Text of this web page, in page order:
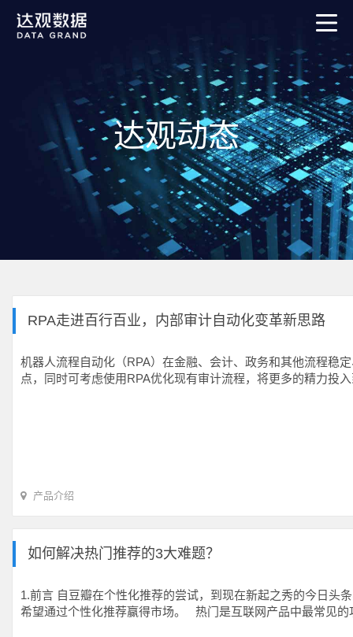
达观动态
RPA走进百行百业，内部审计自动化变革新思路
机器人流程自动化（RPA）在金融、会计、政务和其他流程稳
点，同时可考虑使用RPA优化现有审计流程，将更多的精力
产品介绍
如何解决热门推荐的3大难题？
1.前言 自豆瓣在个性化推荐的尝试，到现在新起之秀的今日头
希望通过个性化推荐赢得市场。 热门是互联网产品中最常见